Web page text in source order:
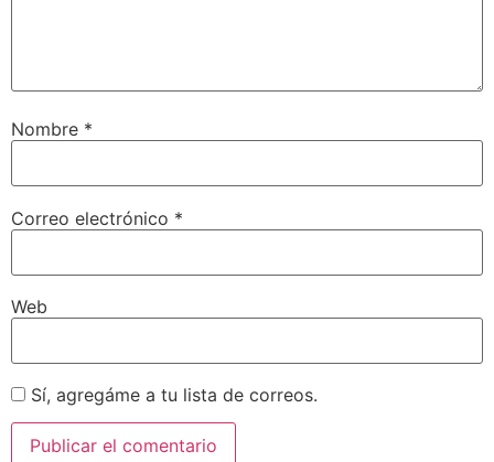
Nombre *
Correo electrónico *
Web
Sí, agregáme a tu lista de correos.